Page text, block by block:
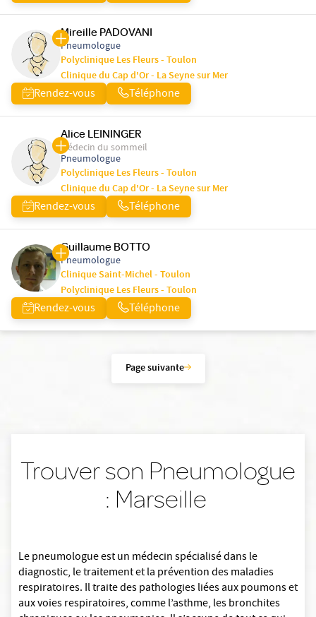
Mireille PADOVANI
Pneumologue
Polyclinique Les Fleurs - Toulon
Clinique du Cap d'Or - La Seyne sur Mer
Rendez-vous Téléphone
Alice LEININGER
Médecin du sommeil
Pneumologue
Polyclinique Les Fleurs - Toulon
Clinique du Cap d'Or - La Seyne sur Mer
Rendez-vous Téléphone
Guillaume BOTTO
Pneumologue
Clinique Saint-Michel - Toulon
Polyclinique Les Fleurs - Toulon
Rendez-vous Téléphone
Page suivante
Trouver son Pneumologue
: Marseille
Le pneumologue est un médecin spécialisé dans le
diagnostic, le traitement et la prévention des maladies
respiratoires. Il traite des pathologies liées aux poumons et
aux voies respiratoires, comme l’asthme, les bronchites